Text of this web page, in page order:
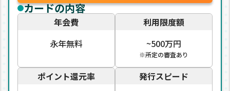
カードの内容
年会費
永年無料
利用限度額
~500万円
※所定の審査あり
ポイント還元率
発行スピード